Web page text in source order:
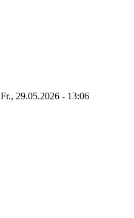
Fr., 29.05.2026 - 13:06